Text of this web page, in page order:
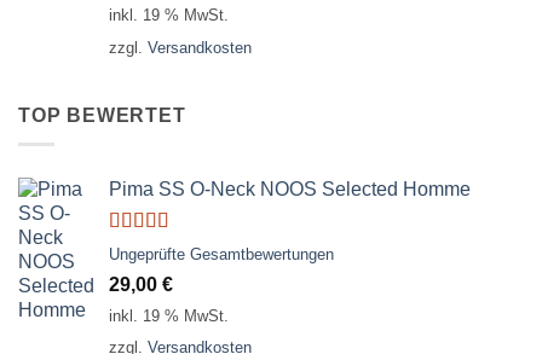
inkl. 19 % MwSt.
zzgl. Versandkosten
TOP BEWERTET
Pima SS O-Neck NOOS Selected Homme
Bewertet
mit 5.00
5
Ungeprüfte Gesamtbewertungen
29,00 €
inkl. 19 % MwSt.
zzgl. Versandkosten